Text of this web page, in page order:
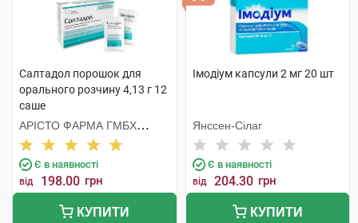
Салтадол порошок для
орального розчину 4,13 г 12
саше
АРІСТО ФАРМА ГМБХ
НІМЕЧЧИНА
Є в наявності
від 198.00 грн
КУПИТИ
Імодіум капсули 2 мг 20 шт
Янссен-Сілаг
Є в наявності
від 204.30 грн
КУПИТИ